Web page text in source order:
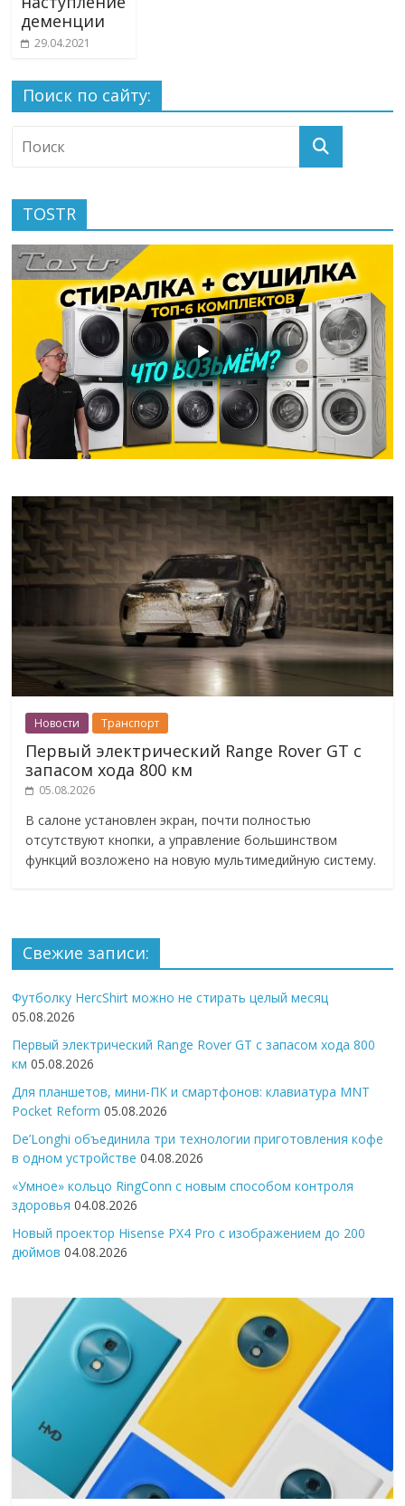
деменции
29.04.2021
Поиск по сайту:
TOSTR
Новости Транспорт
Первый электрический Range Rover GT с
запасом хода 800 км
05.08.2026
В салоне установлен экран, почти полностью
отсутствуют кнопки, а управление большинством
функций возложено на новую мультимедийную систему.
Свежие записи:
Футболку HercShirt можно не стирать целый месяц
05.08.2026
Первый электрический Range Rover GT с запасом хода 800
км 05.08.2026
Для планшетов, мини-ПК и смартфонов: клавиатура MNT
Pocket Reform 05.08.2026
De’Longhi объединила три технологии приготовления кофе
в одном устройстве 04.08.2026
«Умное» кольцо RingConn с новым способом контроля
здоровья 04.08.2026
Новый проектор Hisense PX4 Pro с изображением до 200
дюймов 04.08.2026